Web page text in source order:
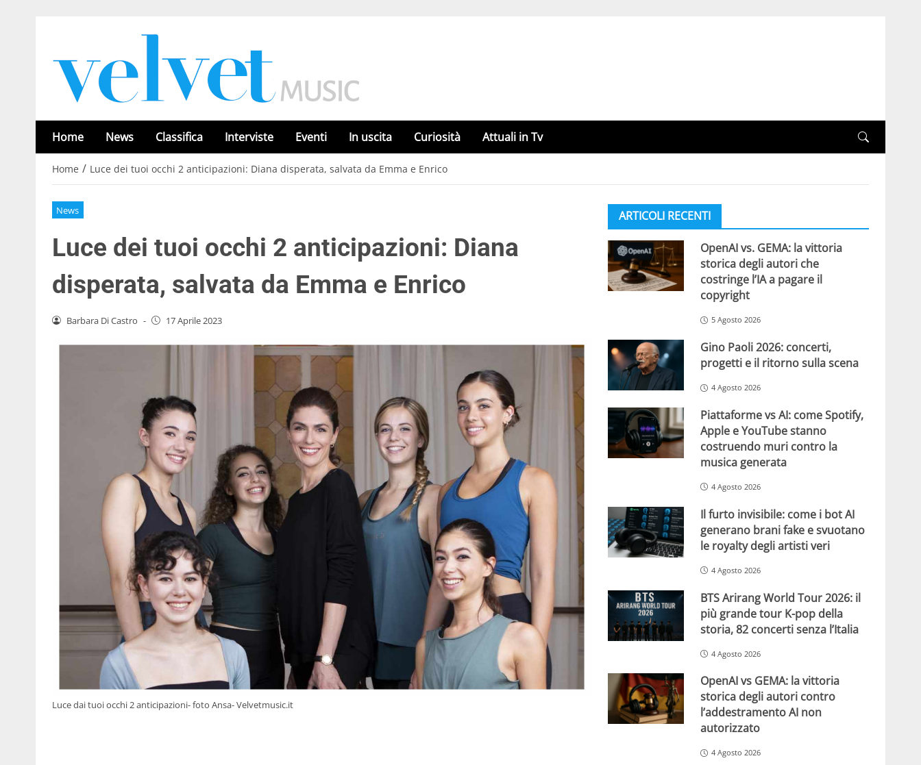
Home News Classifica Interviste Eventi In uscita Curiosità Attuali in Tv
Home / Luce dei tuoi occhi 2 anticipazioni: Diana disperata, salvata da Emma e Enrico
News
Luce dei tuoi occhi 2 anticipazioni: Diana
disperata, salvata da Emma e Enrico
Barbara Di Castro - 17 Aprile 2023
Luce dai tuoi occhi 2 anticipazioni- foto Ansa- Velvetmusic.it
ARTICOLI RECENTI
OpenAI vs. GEMA: la vittoria
storica degli autori che
costringe l’IA a pagare il
copyright
5 Agosto 2026
Gino Paoli 2026: concerti,
progetti e il ritorno sulla scena
4 Agosto 2026
Piattaforme vs AI: come Spotify,
Apple e YouTube stanno
costruendo muri contro la
musica generata
4 Agosto 2026
Il furto invisibile: come i bot AI
generano brani fake e svuotano
le royalty degli artisti veri
4 Agosto 2026
BTS Arirang World Tour 2026: il
più grande tour K-pop della
storia, 82 concerti senza l’Italia
4 Agosto 2026
OpenAI vs GEMA: la vittoria
storica degli autori contro
l’addestramento AI non
autorizzato
4 Agosto 2026